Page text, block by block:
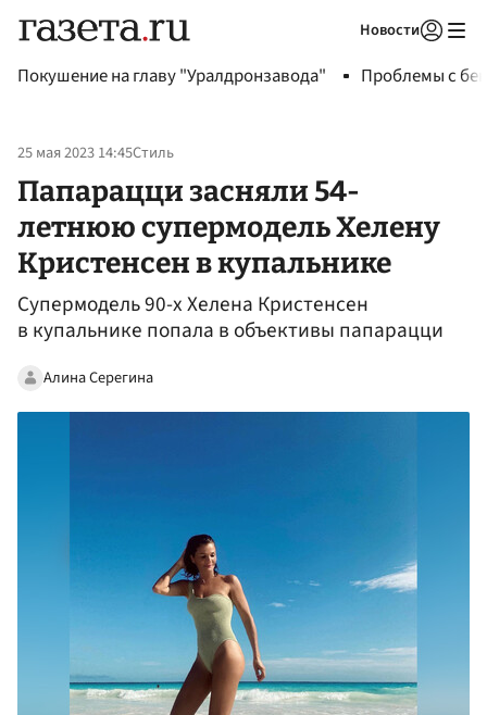
Новости
Покушение на главу "Уралдронзавода" Проблемы с
25 мая 2023 14:45Стиль
Папарацци засняли 54-
летнюю супермодель Хелену
Кристенсен в купальнике
Супермодель 90-х Хелена Кристенсен
в купальнике попала в объективы папарацци
Алина Серегина